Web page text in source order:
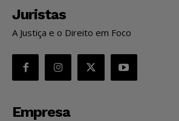
Juristas
A Justiça e o Direito em Foco
Empresa